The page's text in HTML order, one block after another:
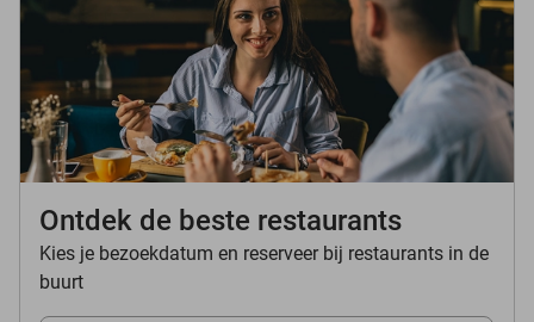
Ontdek de beste restaurants
Kies je bezoekdatum en reserveer bij restaurants in de
buurt